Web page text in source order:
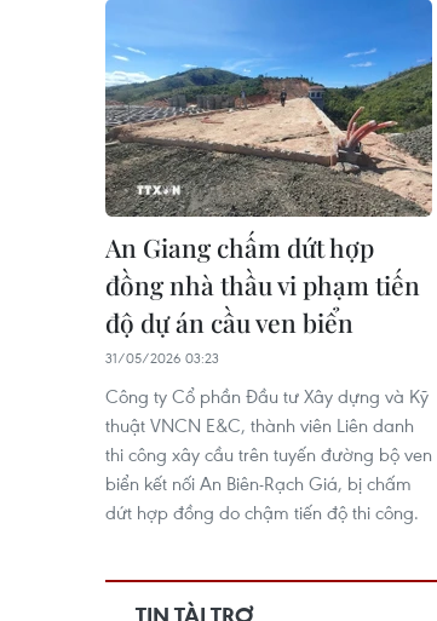
An Giang chấm dứt hợp
đồng nhà thầu vi phạm tiến
độ dự án cầu ven biển
31/05/2026 03:23
Công ty Cổ phần Đầu tư Xây dựng và Kỹ
thuật VNCN E&C, thành viên Liên danh
thi công xây cầu trên tuyến đường bộ ven
biển kết nối An Biên-Rạch Giá, bị chấm
dứt hợp đồng do chậm tiến độ thi công.